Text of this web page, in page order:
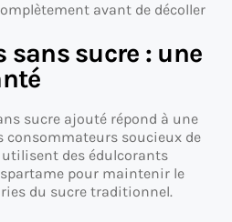
avant de décoller
sans sucre : une
sucre ajouté répond à une
consommateurs soucieux de
utilisent des édulcorants
pour maintenir le
du sucre traditionnel.